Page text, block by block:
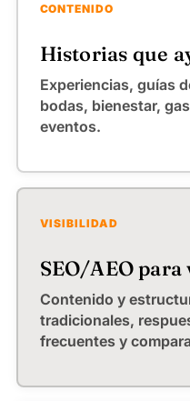
CONTENIDO
Historias que
Experiencias, guías
bodas, bienestar,
eventos.
VISIBILIDAD
SEO/AEO
Contenido y
tradicionales,
frecuentes y